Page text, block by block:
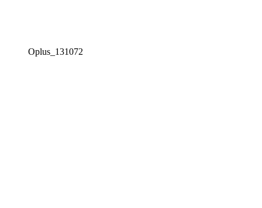
Oplus_131072